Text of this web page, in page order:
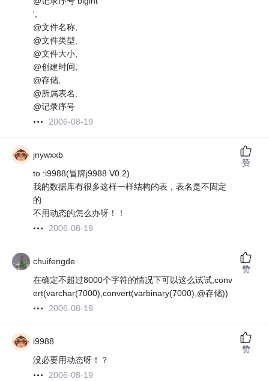
',
@文件名称,
@文件类型,
@文件大小,
@创建时间,
@存储,
@所属表名,
@记录序号
2006-08-19
jnywxxb
to :i9988(冒牌j9988 V0.2)
我的数据库有很多这样一样结构的表，表名是不固定
的
不用动态的怎么办呀！！
2006-08-19
赞
chuifengde
在确定不超过8000个字符的情况下可以这么试试,conv
ert(varchar(7000),convert(varbinary(7000),@存储))
2006-08-19
赞
i9988
没必要用动态呀！？
2006-08-19
赞